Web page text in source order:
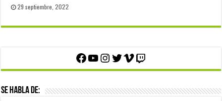
29 septiembre, 2022
Facebook
YouTube
Instagram
Twitter
Vimeo
Twitch
Se habla de: